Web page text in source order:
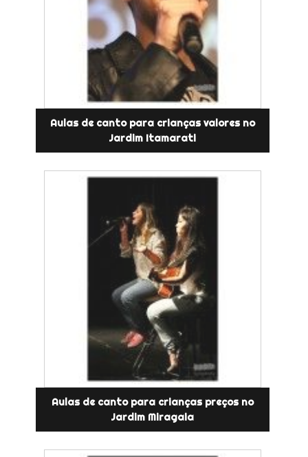
Aulas de canto para crianças valores no
Jardim Itamarati
Aulas de canto para crianças preços no
Jardim Miragaia